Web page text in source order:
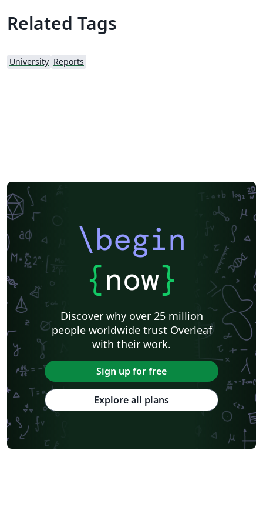
Related Tags
University Reports
\begin
{now}
Discover why over 25 million
people worldwide trust Overleaf
with their work.
Sign up for free
Explore all plans